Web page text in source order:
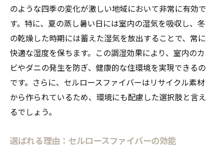
のような四季の変化が激しい地域において非常に有効で
す。特に、夏の蒸し暑い日には室内の湿気を吸収し、冬
の乾燥した時期には蓄えた湿気を放出することで、常に
快適な湿度を保ちます。この調湿効果により、室内のカ
ビやダニの発生を防ぎ、健康的な住環境を実現できるの
です。さらに、セルロースファイバーはリサイクル素材
から作られているため、環境にも配慮した選択肢と言え
るでしょう。
選ばれる理由：セルロースファイバーの効能